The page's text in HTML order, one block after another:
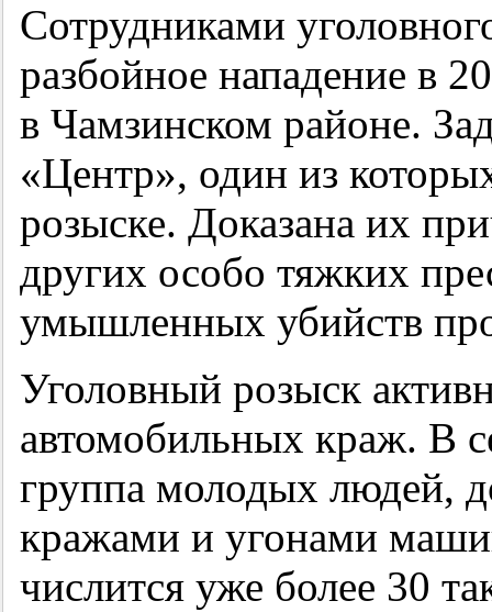
Сотрудниками
разбойное нападение в
в Чамзинском районе.
«Центр», один из
розыске. Доказана их
других особо тяжких
умышленных убийств
Уголовный розыск
автомобильных краж. В
группа молодых людей,
кражами и угонами
числится уже более 30